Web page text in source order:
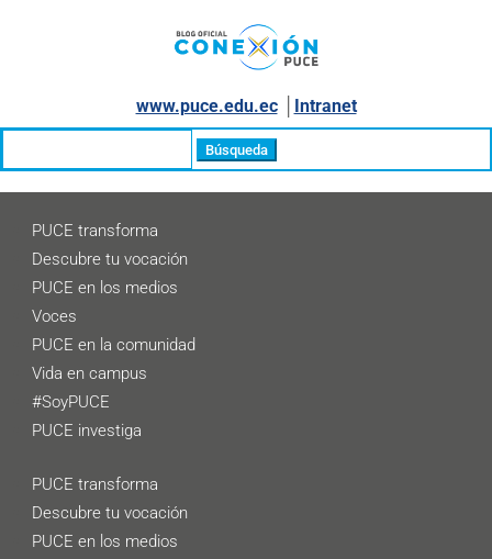
www.puce.edu.ec│ Intranet
PUCE transforma
Descubre tu vocación
PUCE en los medios
Voces
PUCE en la comunidad
Vida en campus
#SoyPUCE
PUCE investiga
PUCE transforma
Descubre tu vocación
PUCE en los medios